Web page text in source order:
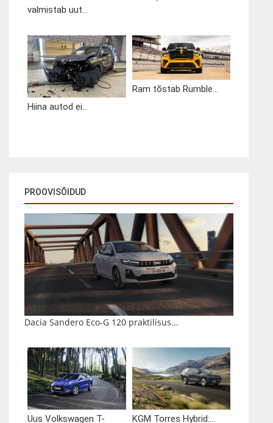
valmistab uut...
Hiina autod ei...
Ram tõstab Rumble...
PROOVISÕIDUD
Dacia Sandero Eco-G 120 praktilisus...
Uus Volkswagen T- KGM Torres Hybrid:...